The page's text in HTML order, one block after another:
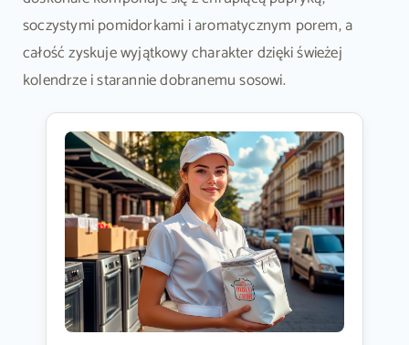
soczystymi pomidorkami i aromatycznym porem, a
całość zyskuje wyjątkowy charakter dzięki świeżej
kolendrze i starannie dobranemu sosowi.